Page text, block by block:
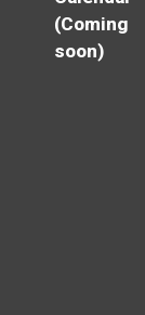
(Coming
soon)